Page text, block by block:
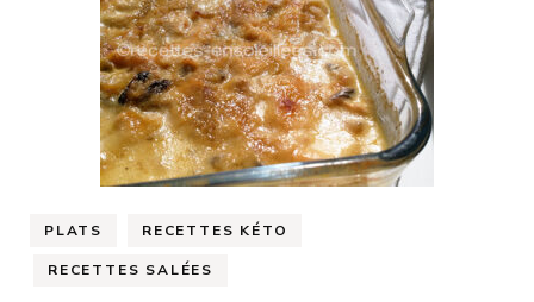
PLATS RECETTES KÉTO
RECETTES SALÉES